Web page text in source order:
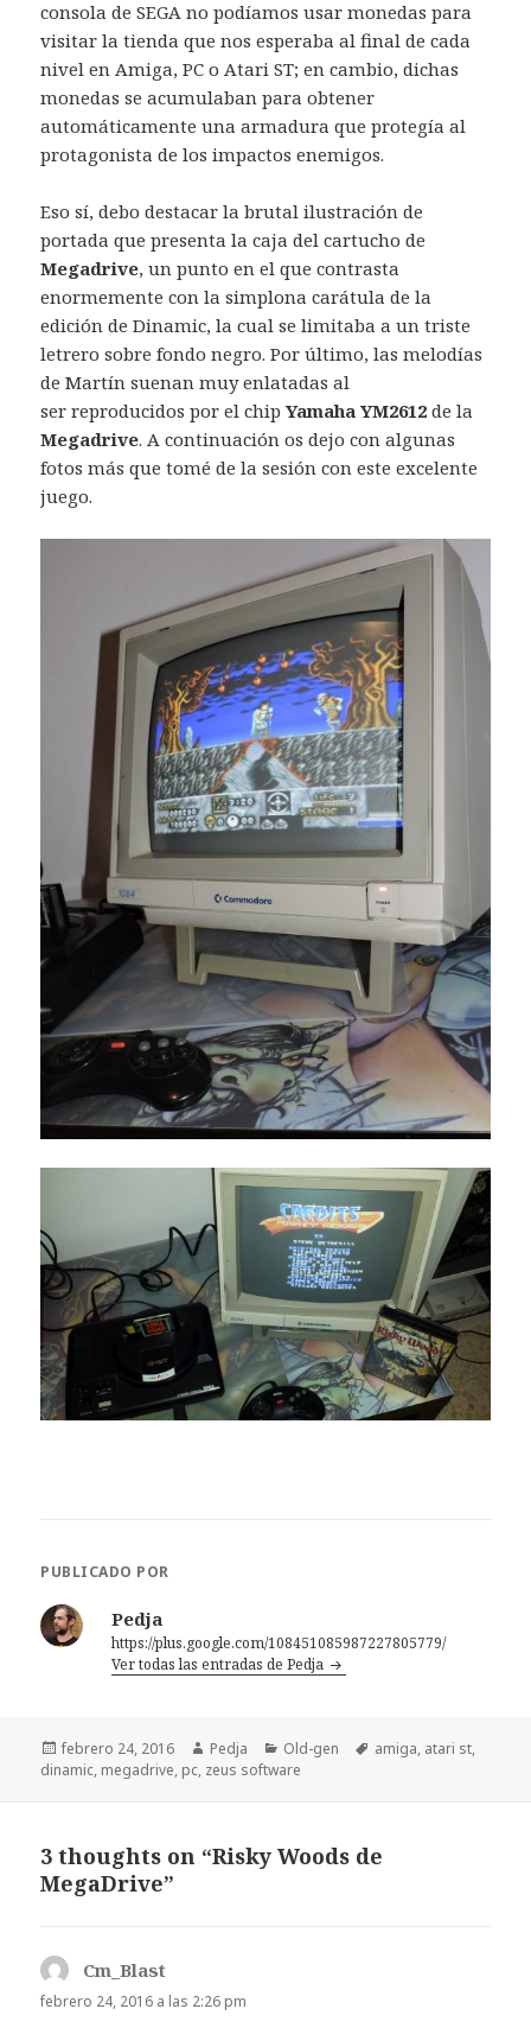
consola de SEGA no podíamos usar monedas para
visitar la tienda que nos esperaba al final de cada
nivel en Amiga, PC o Atari ST; en cambio, dichas
monedas se acumulaban para obtener
automáticamente una armadura que protegía al
protagonista de los impactos enemigos.
Eso sí, debo destacar la brutal ilustración de
portada que presenta la caja del cartucho de
Megadrive, un punto en el que contrasta
enormemente con la simplona carátula de la
edición de Dinamic, la cual se limitaba a un triste
letrero sobre fondo negro. Por último, las melodías
de Martín suenan muy enlatadas al
ser reproducidos por el chipYamaha YM2612 de la
Megadrive. A continuación os dejo con algunas
fotos más que tomé de la sesión con este excelente
juego.
PUBLICADO POR
Pedja
https://plus.google.com/108451085987227805779/
Ver todas las entradas de Pedja
Publicado
el
febrero 24, 2016 Autor
Pedja Categorías
Old-gen Etiquetas
amiga, atari st,
dinamic, megadrive, pc, zeus software
3 thoughts on “Risky Woods de
MegaDrive”
Cm_Blast
febrero 24, 2016 a las 2:26 pm